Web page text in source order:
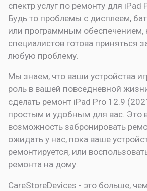
спектр услуг по ремонту для iPad
Будь то проблемы с дисплеем,
или программным
специалистов готова приняться
любую проблему.
Мы знаем, что ваши устройства
роль в вашей повседневной
сделать ремонт iPad Pro 12.9
простым и удобным для вас. Это
возможность забронировать
ожидать у нас, пока ваше
ремонтируется, или
ремонта на дому.
CareStoreDevices - это больше,